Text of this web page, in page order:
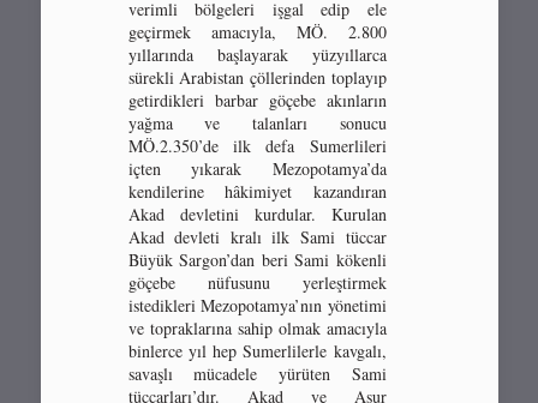
verimli bölgeleri işgal edip ele
geçirmek amacıyla, MÖ. 2.800
yıllarında başlayarak yüzyıllarca
sürekli Arabistan çöllerinden toplayıp
getirdikleri barbar göçebe akınların
yağma ve talanları sonucu
MÖ.2.350’de ilk defa Sumerlileri
içten yıkarak Mezopotamya’da
kendilerine hâkimiyet kazandıran
Akad devletini kurdular. Kurulan
Akad devleti kralı ilk Sami tüccar
Büyük Sargon’dan beri Sami kökenli
göçebe nüfusunu yerleştirmek
istedikleri Mezopotamya’nın yönetimi
ve topraklarına sahip olmak amacıyla
binlerce yıl hep Sumerlilerle kavgalı,
savaşlı mücadele yürüten Sami
tüccarları’dır. Akad ve Asur